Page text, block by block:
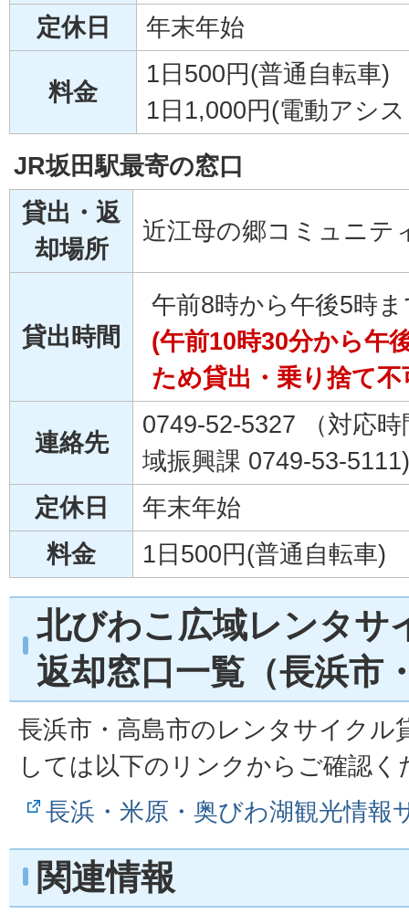
定休日 年末年始
料金
1日500円(普通自転車)
1日1,000円(電動アシ
JR坂田駅最寄の窓口
貸出・返
却場所
近江母の郷コミュニテ
貸出時間
午前8時から午後5時
(午前10時30分から午
ため貸出・乗り捨て不
連絡先
0749-52-5327 （対応
域振興課 0749-53-5111)
定休日
年末年始
料金
1日500円(普通自転車)
北びわこ広域レンタサ
返却窓口一覧（長浜市
長浜市・高島市のレンタサイクル
しては以下のリンクからご確認く
長浜・米原・奥びわ湖観光情報
関連情報